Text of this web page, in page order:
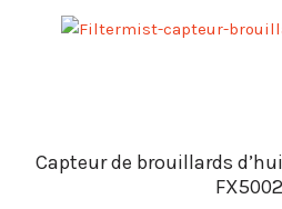
Capteur de brouillards
FX5002